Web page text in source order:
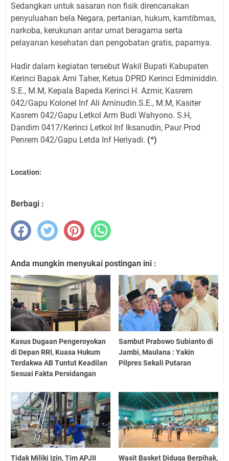
Sedangkan untuk sasaran non fisik direncanakan
penyuluahan bela Negara, pertanian, hukum, kamtibmas,
narkoba, kerukunan antar umat beragama serta
pelayanan kesehatan dan pengobatan gratis, paparnya.
Hadir dalam kegiatan tersebut Wakil Bupati Kabupaten
Kerinci Bapak Ami Taher, Ketua DPRD Kerinci Edminiddin.
S.E., M.M, Kepala Bapeda Kerinci H. Azmir, Kasrem
042/Gapu Kolonel Inf Ali Aminudin.S.E., M.M, Kasiter
Kasrem 042/Gapu Letkol Arm Budi Wahyono. S.H,
Dandim 0417/Kerinci Letkol Inf Iksanudin, Paur Prod
Penrem 042/Gapu Letda Inf Heriyadi. (*)
Location:
Berbagi :
Anda mungkin menyukai postingan ini :
Kasus Dugaan Pengeroyokan
di Depan RRI, Kuasa Hukum
Terdakwa AB Tuntut Keadilan
Sesuai Fakta Persidangan
Sambut Prabowo Subianto di
Jambi, Maulana : Yakin
Pilpres Sekali Putaran
Tidak Miliki Izin, Tim APJII Wasit Basket Diduga Berpihak,